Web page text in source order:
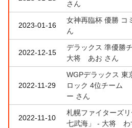
さん
2023-01-16
女神再臨杯 優勝
ん
2022-12-15
デラックス 準優勝
大将 あお さん
2022-11-29
WGPデラックス 東
ロック 4位チーム
ー さん
2022-11-10
札幌ファイターズ
七武海」 - 大将 わ